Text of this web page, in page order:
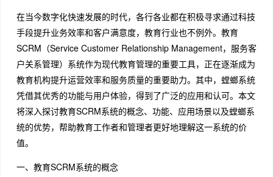
在当今数字化快速发展的时代，各行各业都在积极寻求通过科技
手段提升业务效率和客户满意度，教育行业也不例外。教育
SCRM（Service Customer Relationship Management，服务客
户关系管理）系统作为现代教育管理的重要工具，正在逐渐成为
教育机构提升运营效率和服务质量的重要助力。其中，螳螂系统
凭借其优秀的功能与用户体验，得到了广泛的应用和认可。本文
将深入探讨教育SCRM系统的概念、功能、应用场景以及螳螂系
统的优势，帮助教育工作者和管理者更好地理解这一系统的价
值。
一、教育SCRM系统的概念